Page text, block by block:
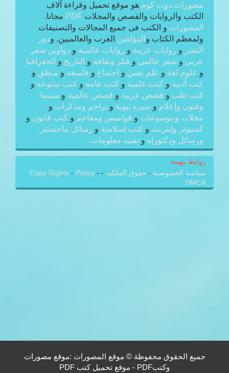
مصورات دوت كوم هو موقع تحميل وقراءة آلاف
الكتب والروايات والقصص والمجلات PDF مجانا.
المصورات و الكتب فى جميع المجالات والتصنيفات
ولمعظم الكتاب و المؤلفين العرب والعالميين. ودور
النشر و روايات عربية و روايات عالمية و دواوين شعر
عربى و شعر عالمى و فكر وثقافة و التاريخ و الجغرافيا
و علوم لغة و علم نفس و اجتماع و فلسفة و منطق و
كتب أدبية و كتب علمية و كتب عامة و كتب متنوعة و
كتب طب و قصص عربية و قصص عالمية و سينما
وفنون وإعلام و سيره نبوية و تراجم ومذكرات و
مجلات وموسوعات و قواميس ومعاجم و كتب قانون و
كمبيوتر وإنترنت و كتب إسلامية و رسائل ماجستير
ورسائل ودكتوراه و تقنيه معلومات.
روابط مهمة
سياسة الخصوصية - حقوق الملكيه -
Copy Rights - Policy -
DMCA
جميع الحقوق محفوظة © موقع المصورات :موقع مصورات
وكتبPDF - موقع تحميل كتب PDF